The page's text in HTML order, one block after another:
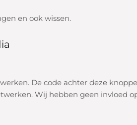
en ook wissen.
De code achter deze
Wij hebben geen invloed